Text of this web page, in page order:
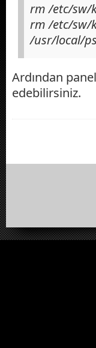
rm /etc/sw/
rm /etc/sw/
/usr/local/
Ardından
edebilirsiniz.